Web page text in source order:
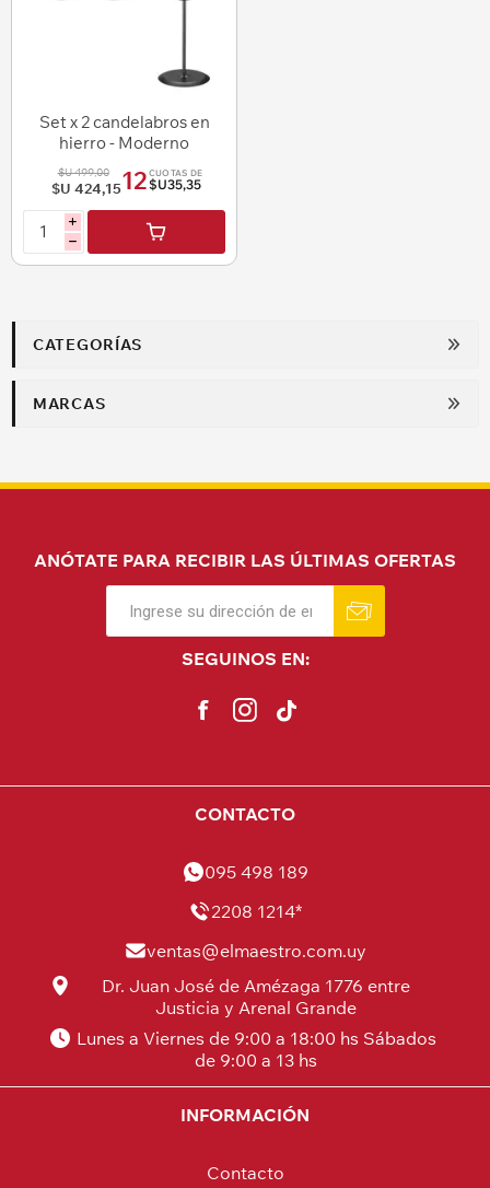
Set x 2 candelabros en
hierro - Moderno
Minimalista
$U 499,00
$U 424,1512 CUOTAS DE
$U35,35
i
h
CATEGORÍAS
MARCAS
ANÓTATE PARA RECIBIR LAS ÚLTIMAS OFERTAS
SEGUINOS EN:
CONTACTO
095 498 189
2208 1214*
ventas@elmaestro.com.uy
Dr. Juan José de Amézaga 1776 entre
Justicia y Arenal Grande
Lunes a Viernes de 9:00 a 18:00 hs Sábados
de 9:00 a 13 hs
INFORMACIÓN
Contacto